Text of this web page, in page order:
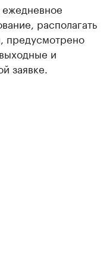
располагать
предусмотрено
и
заявке.